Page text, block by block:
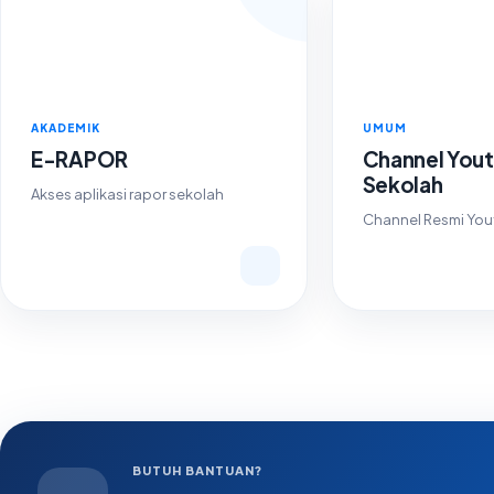
AKADEMIK
E-RAPOR
Akses aplikasi rapor sekolah
UMUM
Channel
Sekolah
Channel Resmi
BUTUH BANTUAN?